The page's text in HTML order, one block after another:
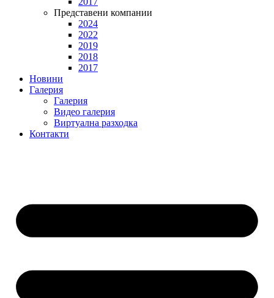
Представени компании
2024
2022
2019
2018
2017
Новини
Галерия
Галерия
Видео галерия
Виртуална разходка
Контакти